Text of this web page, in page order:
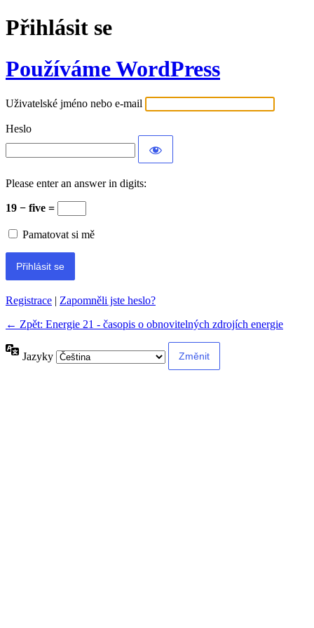
Přihlásit se
Používáme WordPress
Uživatelské jméno nebo e-mail
Heslo
Please enter an answer in digits:
19 − five =
Pamatovat si mě
Registrace | Zapomněli jste heslo?
← Zpět: Energie 21 - časopis o obnovitelných zdrojích energie
Jazyky